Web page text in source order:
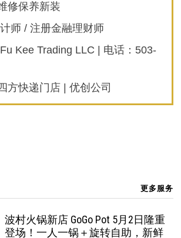
修保养新装
师 / 注册金融理财师
Kee Trading LLC | 电话：503-
方快递门店 | 优创公司
更多服务
波村火锅新店 GoGo Pot 5月2日隆重
登场！一人一锅＋旋转自助，新鲜